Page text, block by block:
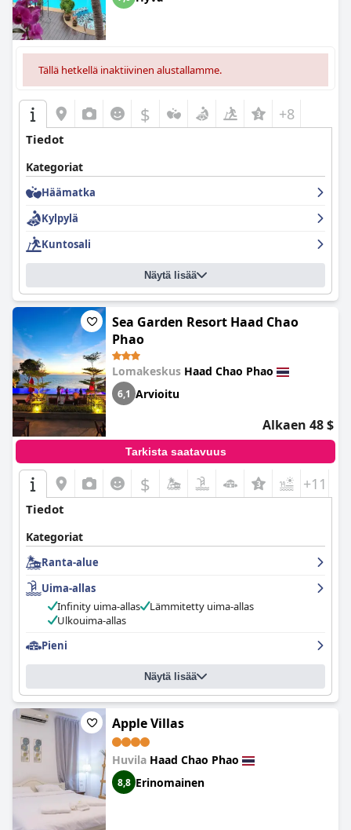
ympäristön. Perheystävällisillä majoitustiloilla, huomaavaisilla
isännillä ja erilaisilla aktiviteeteilla lapsille hotelli varmistaa
ihastuttavan kokemuksen kaikenikäisille. Kiinnostavasta
henkilökunnasta harkittuihin yksityiskohtiin, kuten
syntymäpäiväkakuihin ja leluihin, perheet tuntevat olonsa hyvin
stressittömään perhelomaan.
Tällä hetkellä inaktiivinen alustallamme.
$ +8
Tiedot
Kategoriat
Häämatka
Kylpylä
Kuntosali
Näytä lisää
Sea Garden Resort Haad Chao
Phao
Lomakeskus Haad Chao Phao
6,1 Arvioitu
Alkaen 48 $
Tarkista saatavuus
$ +11
Tiedot
Kategoriat
Ranta-alue
Uima-allas
Infinity uima-allas
Lämmitetty uima-allas
Ulkouima-allas
Pieni
Näytä lisää
Apple Villas
Huvila Haad Chao Phao
8,8 Erinomainen